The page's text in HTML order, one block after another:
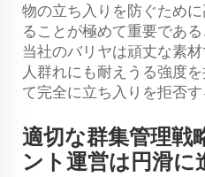
物の立ち入りを防ぐため
ることが極めて重要であ
当社のバリヤは頑丈な素
人群れにも耐えうる強度
て完全に立ち入りを拒否す
適切な群集管理戦
ント運営は円滑に